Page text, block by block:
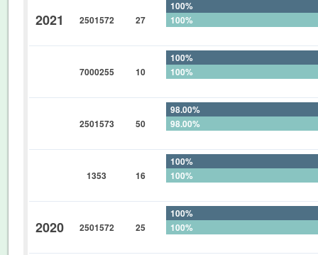
2021 2501572 27
100%
100%
7000255 10
100%
100%
2501573 50
98.00%
98.00%
1353 16
100%
100%
2020 2501572 25
100%
100%